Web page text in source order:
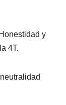
y
4T.